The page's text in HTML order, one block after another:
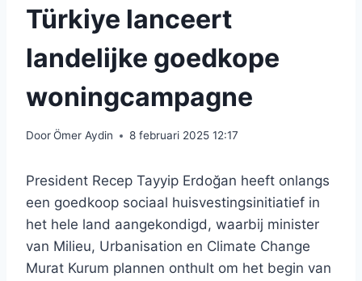
Türkiye lanceert
landelijke goedkope
woningcampagne
DoorÖmer Aydin 8 februari 2025 12:17
President Recep Tayyip Erdoğan heeft onlangs
een goedkoop sociaal huisvestingsinitiatief in
het hele land aangekondigd, waarbij minister
van Milieu, Urbanisation en Climate Change
Murat Kurum plannen onthult om het begin van